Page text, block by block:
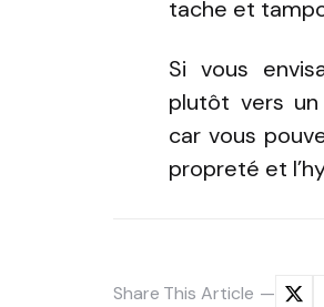
tache et
Si vous
plutôt vers
car vous
propreté et
Share This Article